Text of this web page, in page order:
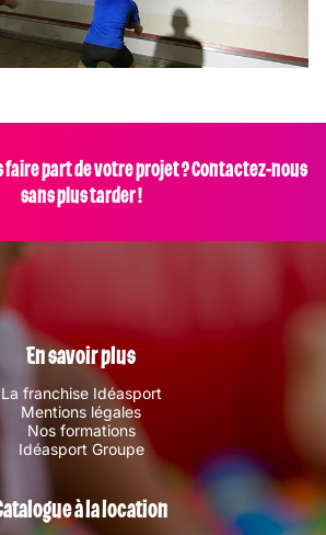
faire part de votre projet ? Contactez-nous
sans plus tarder !
En savoir plus
La franchise Idéasport
Mentions légales
Nos formations
Idéasport Groupe
à la location